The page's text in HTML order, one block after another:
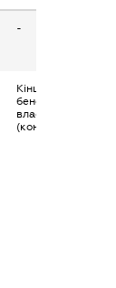
-
Кінцевий
бенефіціарний
власник
(контролер)